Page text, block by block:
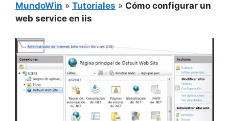
MundoWin » Tutoriales » Cómo configurar un
web service en iis